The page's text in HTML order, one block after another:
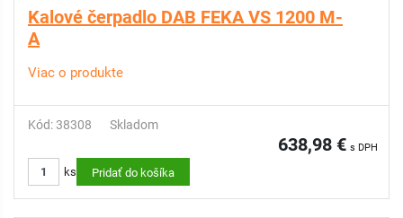
Kalové čerpadlo DAB FEKA VS 1200 M-
A
Viac o produkte
Kód: 38308 Skladom
638,98 € s DPH
ks Pridať do košíka